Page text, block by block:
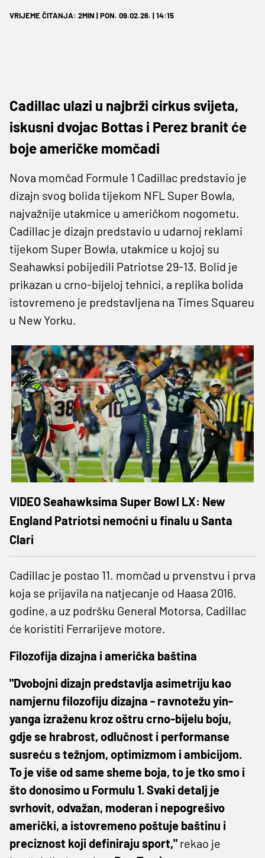
VRIJEME ČITANJA: 2MIN | PON. 09.02.26. | 14:15
Cadillac ulazi u najbrži cirkus svijeta,
iskusni dvojac Bottas i Perez branit će
boje američke momčadi
Nova momčad Formule 1 Cadillac predstavio je
dizajn svog bolida tijekom NFL Super Bowla,
najvažnije utakmice u američkom nogometu.
Cadillac je dizajn predstavio u udarnoj reklami
tijekom Super Bowla, utakmice u kojoj su
Seahawksi pobijedili Patriotse 29-13. Bolid je
prikazan u crno-bijeloj tehnici, a replika bolida
istovremeno je predstavljena na Times Squareu
u New Yorku.
VIDEO Seahawksima Super Bowl LX: New
England Patriotsi nemoćni u finalu u Santa
Clari
Cadillac je postao 11. momčad u prvenstvu i prva
koja se prijavila na natjecanje od Haasa 2016.
godine, a uz podršku General Motorsa, Cadillac
će koristiti Ferrarijeve motore.
Filozofija dizajna i američka baština
"Dvobojni dizajn predstavlja asimetriju kao
namjernu filozofiju dizajna - ravnotežu yin-
yanga izraženu kroz oštru crno-bijelu boju,
gdje se hrabrost, odlučnost i performanse
susreću s težnjom, optimizmom i ambicijom.
To je više od same sheme boja, to je tko smo i
što donosimo u Formulu 1. Svaki detalj je
svrhovit, odvažan, moderan i nepogrešivo
američki, a istovremeno poštuje baštinu i
preciznost koji definiraju sport," rekao je